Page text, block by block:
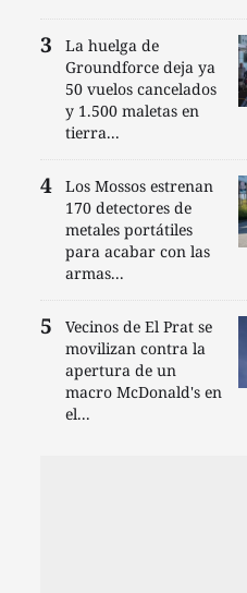
La huelga de
Groundforce deja ya
50 vuelos cancelados
y 1.500 maletas en
tierra...
Los Mossos estrenan
170 detectores de
metales portátiles
para acabar con las
armas...
Vecinos de El Prat se
movilizan contra la
apertura de un
macro McDonald's en
el...